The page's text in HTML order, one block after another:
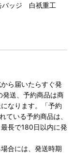
ッジ 白祇重工
ら届いたらすぐ発
送、予約商品は商
なります。「予約
ている予約商品は、
長で180日以内に発
合には、発送時期